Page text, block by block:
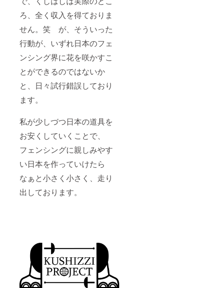
ろ、全く収入を得ておりま
せん。笑 が、そういった
行動が、いずれ日本のフェ
ンシング界に花を咲かすこ
とができるのではないか
と、日々試行錯誤しており
ます。
私が少しづつ日本の道具を
お安くしていくことで、
フェンシングに親しみやす
い日本を作っていけたら
なぁと小さく小さく、走り
出しております。